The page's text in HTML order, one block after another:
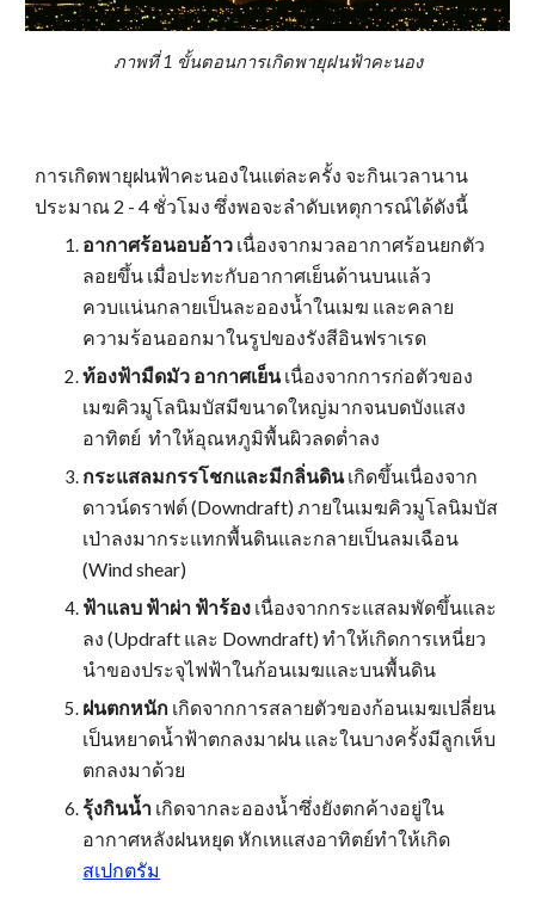
ภาพที่ 1 ขั้นตอนการเกิดพายุฝนฟ้าคะนอง
การเกิดพายุฝนฟ้าคะนองในแต่ละครั้ง จะกินเวลานาน
ประมาณ 2 - 4 ชั่วโมง ซึ่งพอจะลำดับเหตุการณ์ได้ดังนี้
อากาศร้อนอบอ้าว เนื่องจากมวลอากาศร้อนยกตัว
ลอยขึ้น เมื่อปะทะกับอากาศเย็นด้านบนแล้ว
ควบแน่นกลายเป็นละอองน้ำในเมฆ และคลาย
ความร้อนออกมาในรูปของรังสีอินฟราเรด
ท้องฟ้ามืดมัว อากาศเย็นเนื่องจากการก่อตัวของ
เมฆคิวมูโลนิมบัสมีขนาดใหญ่มากจนบดบังแสง
อาทิตย์ ทำให้อุณหภูมิพื้นผิวลดต่ำลง
กระแสลมกรรโชกและมีกลิ่นดินเกิดขึ้นเนื่องจาก
ดาวน์ดราฟต์ (Downdraft) ภายในเมฆคิวมูโลนิมบัส
เป่าลงมากระแทกพื้นดินและกลายเป็นลมเฉือน
(Wind shear)
ฟ้าแลบ ฟ้าผ่า ฟ้าร้อง เนื่องจากกระแสลมพัดขึ้นและ
ลง (Updraft และ Downdraft) ทำให้เกิดการเหนี่ยว
นำของประจุไฟฟ้าในก้อนเมฆและบนพื้นดิน
ฝนตกหนัก เกิดจากการสลายตัวของก้อนเมฆเปลี่ยน
เป็นหยาดน้ำฟ้าตกลงมาฝน และในบางครั้งมีลูกเห็บ
ตกลงมาด้วย
รุ้งกินน้ำ เกิดจากละอองน้ำซึ่งยังตกค้างอยู่ใน
อากาศหลังฝนหยุด หักเหแสงอาทิตย์ทำให้เกิด
สเปกตรัม